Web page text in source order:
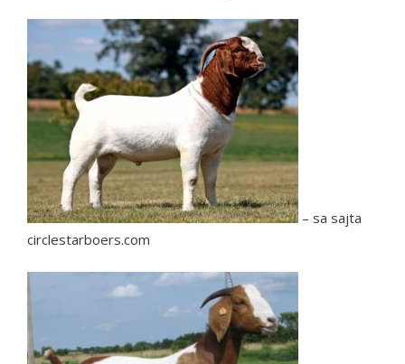
– sa sajta
circlestarboers.com